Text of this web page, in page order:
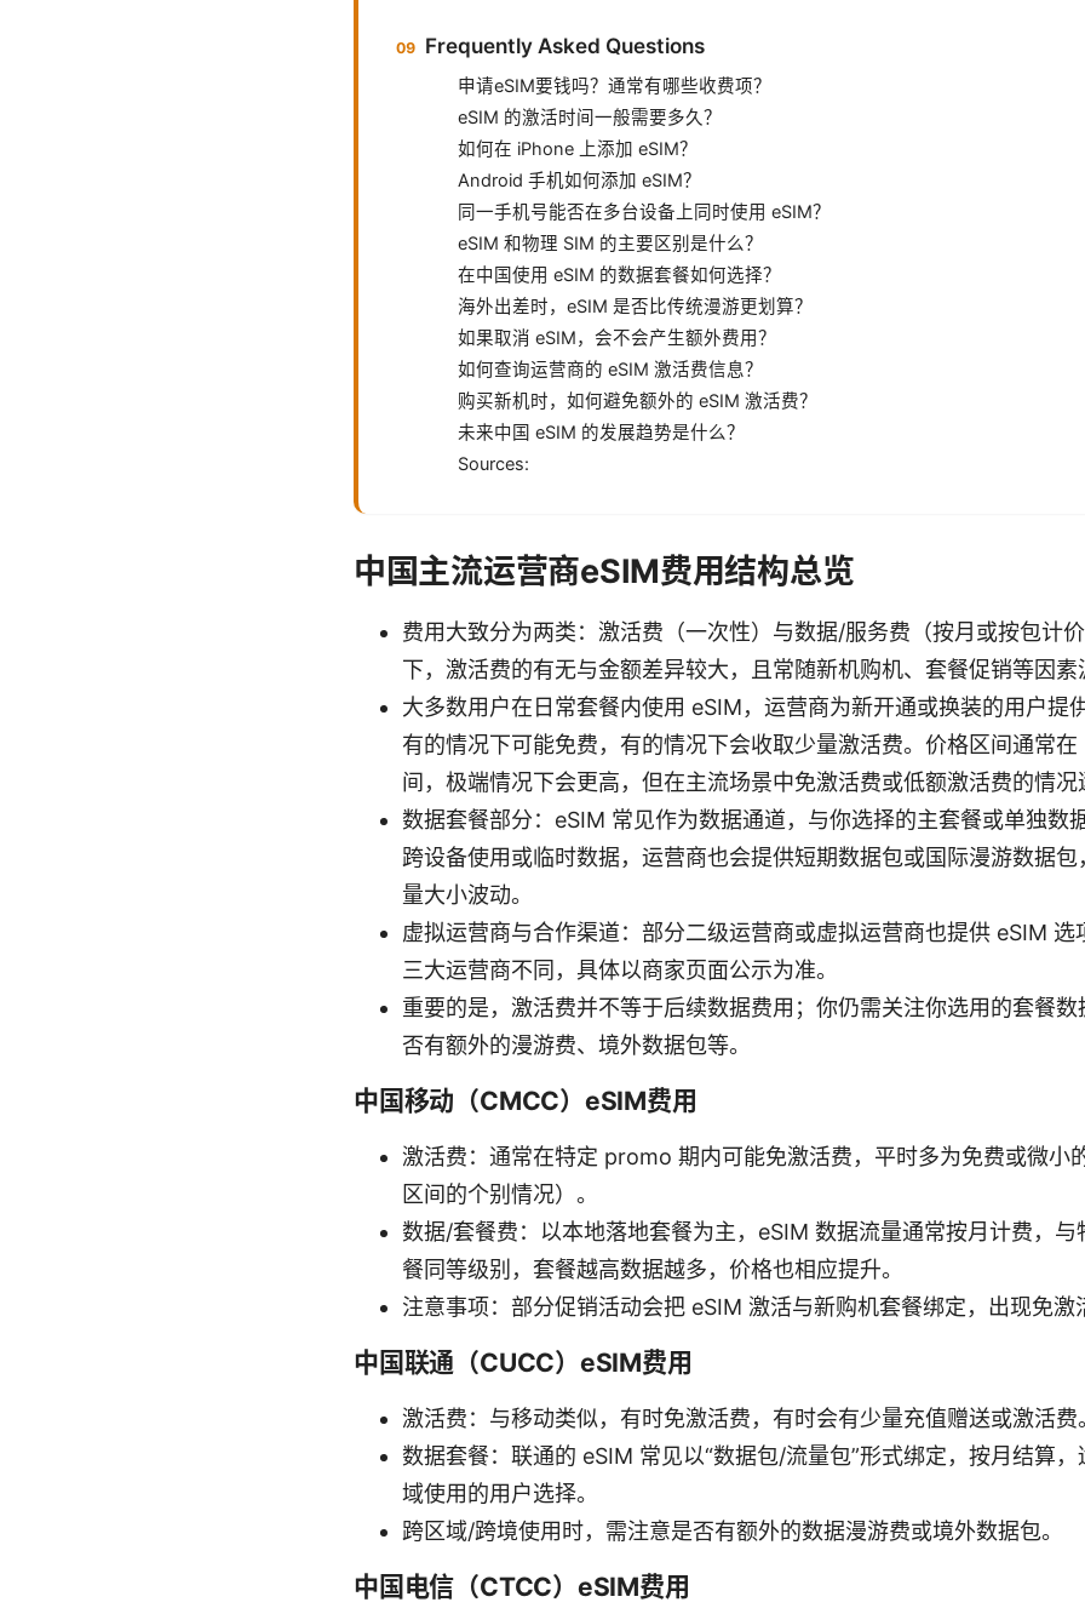
Frequently Asked Questions
申请eSIM要钱吗？通常有哪些收费项？
eSIM 的激活时间一般需要多久？
如何在 iPhone 上添加 eSIM？
Android 手机如何添加 eSIM？
同一手机号能否在多台设备上同时使用 eSIM？
eSIM 和物理 SIM 的主要区别是什么？
在中国使用 eSIM 的数据套餐如何选择？
海外出差时，eSIM 是否比传统漫游更划算？
如果取消 eSIM，会不会产生额外费用？
如何查询运营商的 eSIM 激活费信息？
购买新机时，如何避免额外的 eSIM 激活费？
未来中国 eSIM 的发展趋势是什么？
Sources:
中国主流运营商eSIM费用结构总览
费用大致分为两类：激活费（一次性）与数据/服务费（按月或按包计
下，激活费的有无与金额差异较大，且常随新机购机、套餐促销等因素
大多数用户在日常套餐内使用 eSIM，运营商为新开通或换装的用户提
有的情况下可能免费，有的情况下会收取少量激活费。价格区间通常
间，极端情况下会更高，但在主流场景中免激活费或低额激活费的情况
数据套餐部分：eSIM 常见作为数据通道，与你选择的主套餐或单独数
跨设备使用或临时数据，运营商也会提供短期数据包或国际漫游数据
量大小波动。
虚拟运营商与合作渠道：部分二级运营商或虚拟运营商也提供 eSIM 选
三大运营商不同，具体以商家页面公示为准。
重要的是，激活费并不等于后续数据费用；你仍需关注你选用的套餐
否有额外的漫游费、境外数据包等。
中国移动（CMCC）eSIM费用
激活费：通常在特定 promo 期内可能免激活费，平时多为免费或微小
区间的个别情况）。
数据/套餐费：以本地落地套餐为主，eSIM 数据流量通常按月计费，与
餐同等级别，套餐越高数据越多，价格也相应提升。
注意事项：部分促销活动会把 eSIM 激活与新购机套餐绑定，出现免激
中国联通（CUCC）eSIM费用
激活费：与移动类似，有时免激活费，有时会有少量充值赠送或激活费
数据套餐：联通的 eSIM 常见以“数据包/流量包”形式绑定，按月结算
域使用的用户选择。
跨区域/跨境使用时，需注意是否有额外的数据漫游费或境外数据包。
中国电信（CTCC）eSIM费用